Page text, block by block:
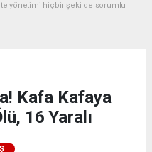
yönetimi hiçbir şekilde sorumlu
Kafa Kafaya
16 Yaralı